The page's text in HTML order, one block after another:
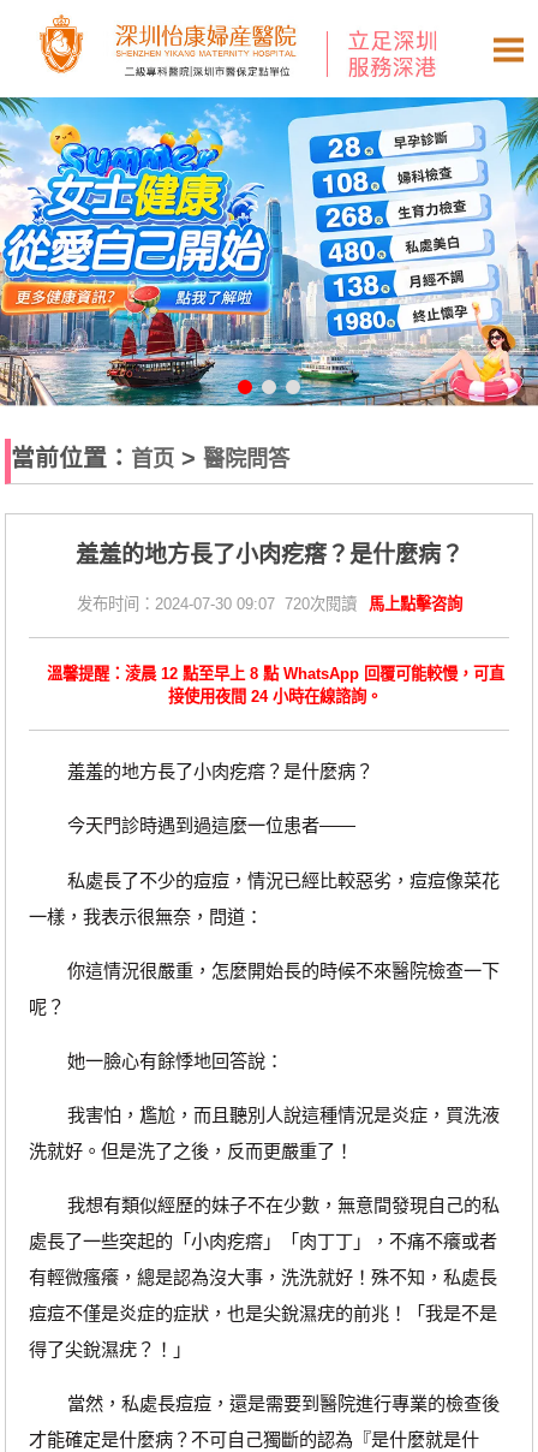
當前位置： 首页 >醫院問答
羞羞的地方長了小肉疙瘩？是什麼病？
发布时间：2024-07-30 09:07 720次閱讀 馬上點擊咨詢
溫馨提醒：淩晨 12 點至早上 8 點 WhatsApp 回覆可能較慢，可直
接使用夜間 24 小時在線諮詢。
羞羞的地方長了小肉疙瘩？是什麼病？
今天門診時遇到過這麼一位患者——
私處長了不少的痘痘，情況已經比較惡劣，痘痘像菜花
一樣，我表示很無奈，問道：
你這情況很嚴重，怎麼開始長的時候不來醫院檢查一下
呢？
她一臉心有餘悸地回答說：
我害怕，尷尬，而且聽別人說這種情況是炎症，買洗液
洗就好。但是洗了之後，反而更嚴重了！
我想有類似經歷的妹子不在少數，無意間發現自己的私
處長了一些突起的「小肉疙瘩」「肉丁丁」，不痛不癢或者
有輕微瘙癢，總是認為沒大事，洗洗就好！殊不知，私處長
痘痘不僅是炎症的症狀，也是尖銳濕疣的前兆！「我是不是
得了尖銳濕疣？！」
當然，私處長痘痘，還是需要到醫院進行專業的檢查後
才能確定是什麼病？不可自己獨斷的認為『是什麼就是什